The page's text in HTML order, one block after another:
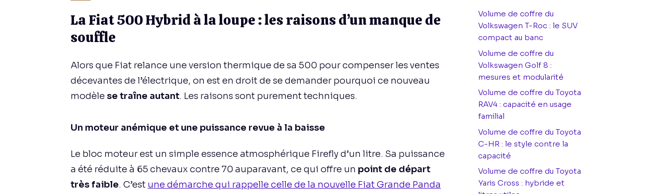
La Fiat 500 Hybrid à la loupe : les raisons d’un manque de
souffle
Alors que Fiat relance une version thermique de sa 500 pour compenser les ventes
décevantes de l’électrique, on est en droit de se demander pourquoi ce nouveau
modèle se traîne autant. Les raisons sont purement techniques.
Un moteur anémique et une puissance revue à la baisse
Le bloc moteur est un simple essence atmosphérique Firefly d’un litre. Sa puissance
a été réduite à 65 chevaux contre 70 auparavant, ce qui offre un point de départ
très faible. C’est une démarche qui rappelle celle de la nouvelle Fiat Grande Panda
Volume de coffre du
Volkswagen T-Roc : le SUV
compact au banc
Volume de coffre du
Volkswagen Golf 8 :
mesures et modularité
Volume de coffre du Toyota
RAV4 : capacité en usage
familial
Volume de coffre du Toyota
C-HR : le style contre la
capacité
Volume de coffre du Toyota
Yaris Cross : hybride et